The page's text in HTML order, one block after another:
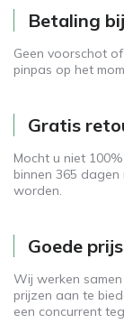
Betaling
Geen voorschot
pinpas op het
Gratis
Mocht u niet
binnen 365
worden.
Goede
Wij werken
prijzen aan te
een concurrent